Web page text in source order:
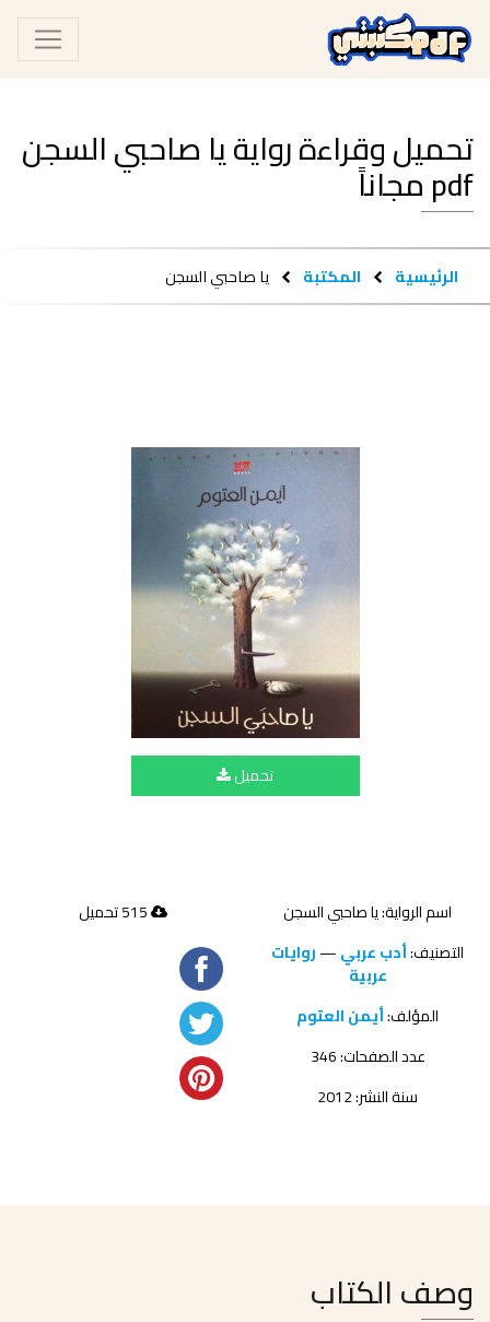
تحميل وقراءة رواية يا صاحبي السجن
pdf مجاناً
الرئيسية المكتبة يا صاحبي السجن
تحميل
اسم الرواية: يا صاحبي السجن
التصنيف:أدب عربي—روايات
عربية
المؤلف:أيمن العتوم
عدد الصفحات: 346
سنة النشر: 2012
وصف الكتاب